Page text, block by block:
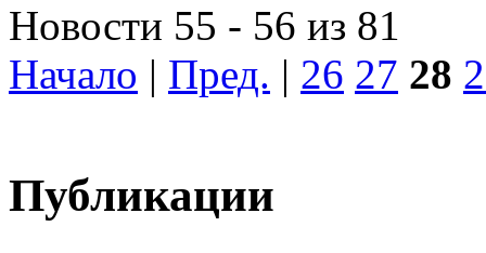
Новости 55 - 56 из 81
Начало | Пред. | 26 27 28
Публикации